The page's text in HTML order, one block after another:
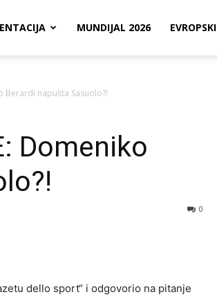
MUNDIJAL 2026 EVROPSKI
Berardi napušta Sasuolo?!
Domeniko
0
dello sport“ i odgovorio na pitanje